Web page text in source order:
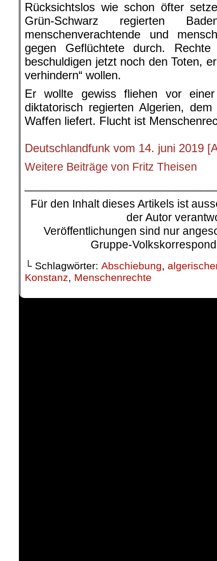
Rücksichtslos wie schon öfter
Grün-Schwarz regierten
menschenverachtende und
gegen Geflüchtete durch.
beschuldigen jetzt noch den Toten,
verhindern“ wollen.
Er wollte gewiss fliehen vor
diktatorisch regierten Algerien,
Waffen liefert. Flucht ist
Deutschlandfunk vom 14. juni 2019
Weitere Beiträge von Fritz Theisen
Für den Inhalt dieses Artikels ist
der Autor
Veröffentlichungen sind nur
Gruppe-
└ Schlagwörter: Abschiebung,
Konstanz, Menschenrechte